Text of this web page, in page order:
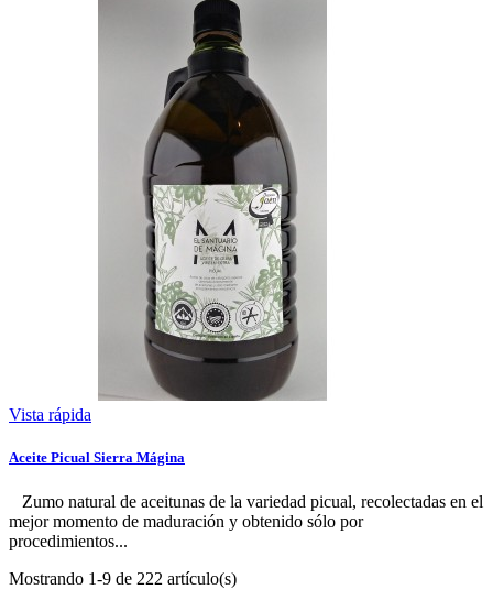
Vista rápida
Aceite Picual Sierra Mágina
Zumo natural de aceitunas de la variedad picual, recolectadas en el
mejor momento de maduración y obtenido sólo por
procedimientos...
Mostrando 1-9 de 222 artículo(s)